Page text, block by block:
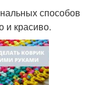
способов
и красиво.